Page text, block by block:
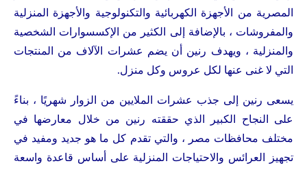
المصرية من الأجهزة الكهربائية والتكنولوجية والأجهزة المنزلية
والمفروشات ، بالإضافة إلى الكثير من الإكسسوارات الشخصية
والمنزلية ، ويهدف رنين أن يضم عشرات الآلاف من المنتجات
التي لا غنى عنها لكل عروس وكل منزل.
يسعى رنين إلى جذب عشرات الملايين من الزوار شهريًا ، بناءً
على النجاح الكبير الذي حققته رنين من خلال معارضها في
مختلف محافظات مصر ، والتي تقدم كل ما هو جديد ومفيد في
تجهيز العرائس والاحتياجات المنزلية على أساس قاعدة واسعة